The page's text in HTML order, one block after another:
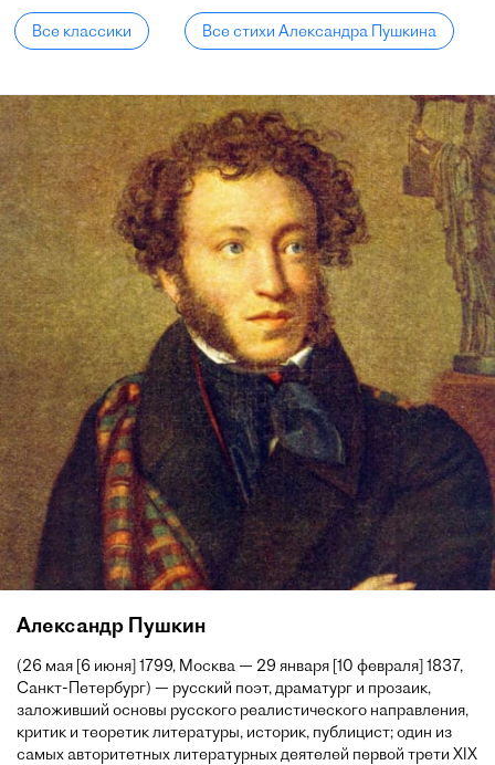
Все классики Все стихи Александра Пушкина
Александр Пушкин
(26 мая [6 июня] 1799, Москва — 29 января [10 февраля] 1837,
Санкт-Петербург) — русский поэт, драматург и прозаик,
заложивший основы русского реалистического направления,
критик и теоретик литературы, историк, публицист; один из
самых авторитетных литературных деятелей первой трети XIX